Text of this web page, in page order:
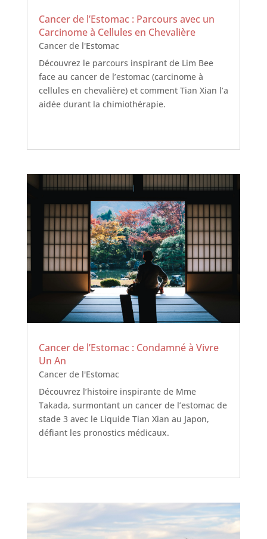
Cancer de l’Estomac : Parcours avec un
Carcinome à Cellules en Chevalière
Cancer de l'Estomac
Découvrez le parcours inspirant de Lim Bee
face au cancer de l’estomac (carcinome à
cellules en chevalière) et comment Tian Xian l’a
aidée durant la chimiothérapie.
Cancer de l’Estomac : Condamné à Vivre
Un An
Cancer de l'Estomac
Découvrez l’histoire inspirante de Mme
Takada, surmontant un cancer de l’estomac de
stade 3 avec le Liquide Tian Xian au Japon,
défiant les pronostics médicaux.